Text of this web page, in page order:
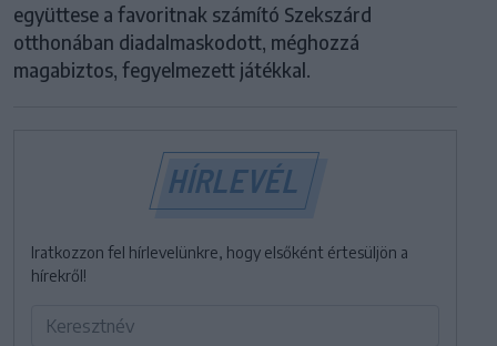
együttese a favoritnak számító Szekszárd
otthonában diadalmaskodott, méghozzá
magabiztos, fegyelmezett játékkal.
HÍRLEVÉL
Iratkozzon fel hírlevelünkre, hogy elsőként értesüljön a
hírekről!